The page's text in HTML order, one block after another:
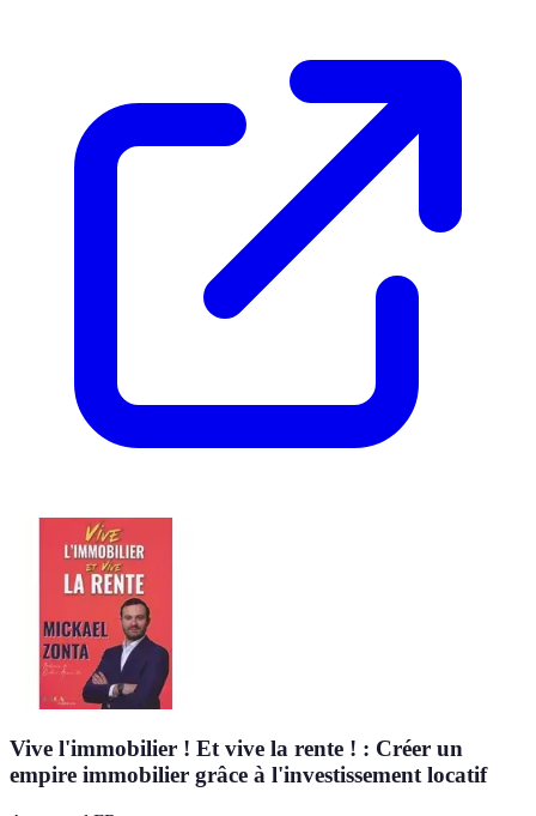
Vive l'immobilier ! Et vive la rente ! : Créer un
empire immobilier grâce à l'investissement locatif